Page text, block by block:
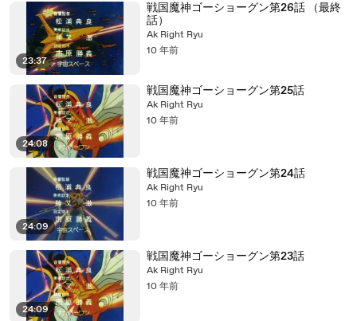
23:37
戦国魔神ゴーショーグン第26話 （最終
話）
Ak Right Ryu
10 年前
24:08
戦国魔神ゴーショーグン第25話
Ak Right Ryu
10 年前
24:09
戦国魔神ゴーショーグン第24話
Ak Right Ryu
10 年前
24:09
戦国魔神ゴーショーグン第23話
Ak Right Ryu
10 年前